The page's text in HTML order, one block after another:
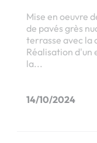
Mise en oeuvre
de pavés grès
terrasse avec la
Réalisation d'un
la...
14/10/2024